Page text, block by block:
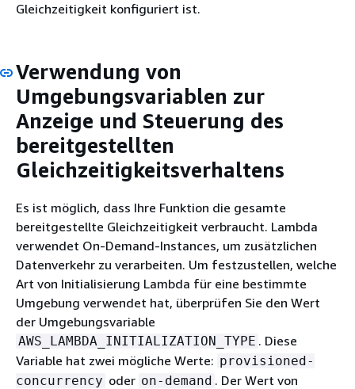
Gleichzeitigkeit konfiguriert ist.
Verwendung von
Umgebungsvariablen zur
Anzeige und Steuerung des
bereitgestellten
Gleichzeitigkeitsverhaltens
Es ist möglich, dass Ihre Funktion die gesamte
bereitgestellte Gleichzeitigkeit verbraucht. Lambda
verwendet On-Demand-Instances, um zusätzlichen
Datenverkehr zu verarbeiten. Um festzustellen, welche
Art von Initialisierung Lambda für eine bestimmte
Umgebung verwendet hat, überprüfen Sie den Wert
der Umgebungsvariable
AWS_LAMBDA_INITIALIZATION_TYPE . Diese
Variable hat zwei mögliche Werte: provisioned-
concurrency oder on-demand . Der Wert von